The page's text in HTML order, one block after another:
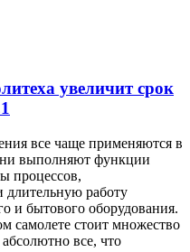
увеличит срок
все чаще применяются в
выполняют функции
процессов,
работу
и бытового оборудования.
самолете стоит множество
все, что